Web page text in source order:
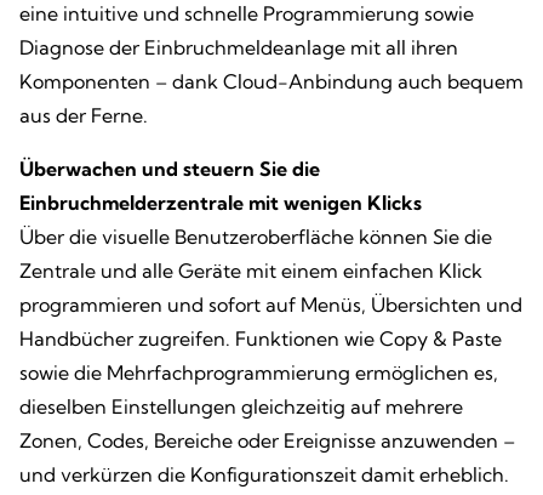
eine intuitive und schnelle Programmierung sowie
Diagnose der Einbruchmeldeanlage mit all ihren
Komponenten – dank Cloud-Anbindung auch bequem
aus der Ferne.
Überwachen und steuern Sie die
Einbruchmelderzentrale mit wenigen Klicks
Über die visuelle Benutzeroberfläche können Sie die
Zentrale und alle Geräte mit einem einfachen Klick
programmieren und sofort auf Menüs, Übersichten und
Handbücher zugreifen. Funktionen wie Copy & Paste
sowie die Mehrfachprogrammierung ermöglichen es,
dieselben Einstellungen gleichzeitig auf mehrere
Zonen, Codes, Bereiche oder Ereignisse anzuwenden –
und verkürzen die Konfigurationszeit damit erheblich.